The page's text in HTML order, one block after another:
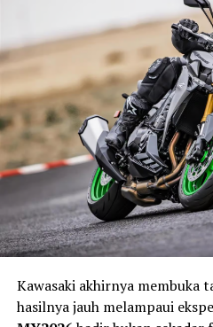
Kawasaki akhirnya membuka
hasilnya jauh melampaui